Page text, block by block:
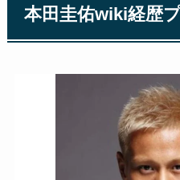
本田圭佑wiki経歴